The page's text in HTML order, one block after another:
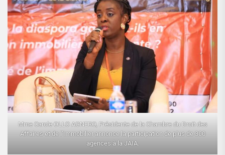
Mme Carole OLLO AGNERO, Présidente de la Chambre du Droit des
Affaires et de l’Immobilier annonce la participation de plus de 300
agences à la JAIA.